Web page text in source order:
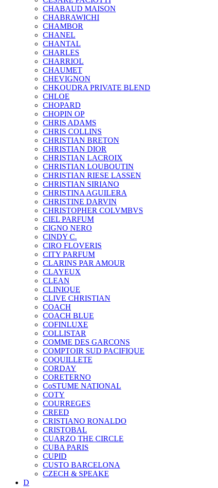
CHABAUD MAISON
CHABRAWICHI
CHAMBOR
CHANEL
CHANTAL
CHARLES
CHARRIOL
CHAUMET
CHEVIGNON
CHKOUDRA PRIVATE BLEND
CHLOE
CHOPARD
CHOPIN OP
CHRIS ADAMS
CHRIS COLLINS
CHRISTIAN BRETON
CHRISTIAN DIOR
CHRISTIAN LACROIX
CHRISTIAN LOUBOUTIN
CHRISTIAN RIESE LASSEN
CHRISTIAN SIRIANO
CHRISTINA AGUILERA
CHRISTINE DARVIN
CHRISTOPHER COLVMBVS
CIEL PARFUM
CIGNO NERO
CINDY C.
CIRO FLOVERIS
CITY PARFUM
CLARINS PAR AMOUR
CLAYEUX
CLEAN
CLINIQUE
CLIVE CHRISTIAN
COACH
COACH BLUE
COFINLUXE
COLLISTAR
COMME DES GARCONS
COMPTOIR SUD PACIFIQUE
COQUILLETE
CORDAY
CORETERNO
CoSTUME NATIONAL
COTY
COURREGES
CREED
CRISTIANO RONALDO
CRISTOBAL
CUARZO THE CIRCLE
CUBA PARIS
CUPID
CUSTO BARCELONA
CZECH & SPEAKE
D